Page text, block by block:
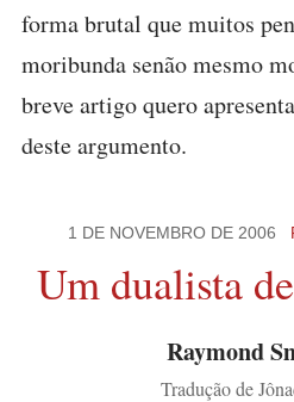
forma brutal que muitos
moribunda senão mesmo
breve artigo quero
deste argumento.
1 DE NOVEMBRO DE 2006
Um dualista
Raymond
Tradução de